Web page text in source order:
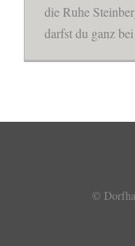
die Ruhe
darfst du ganz
©